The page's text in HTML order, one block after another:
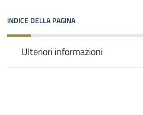
INDICE DELLA PAGINA
Ulteriori informazioni